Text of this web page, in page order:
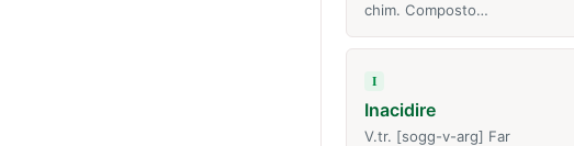
chim. Composto…
I
Inacidire
V.tr. [sogg-v-arg] Far